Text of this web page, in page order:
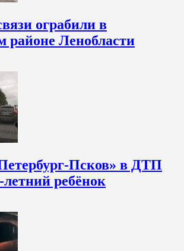
ограбили в
районе Ленобласти
Псков» в ДТП
летний ребёнок